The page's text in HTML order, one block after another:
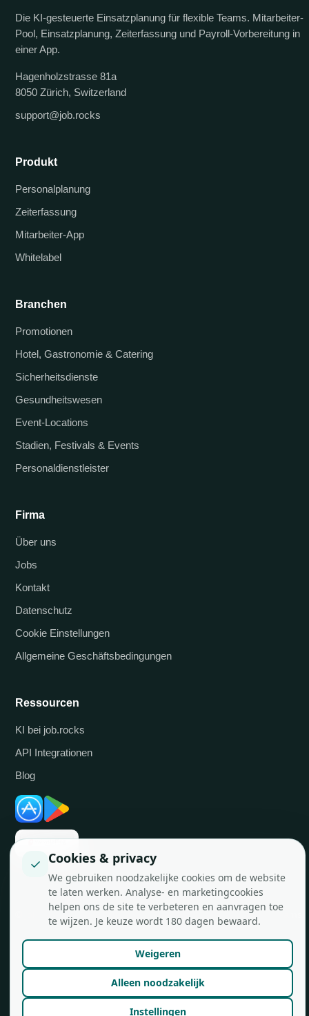
Die KI-gesteuerte Einsatzplanung für flexible Teams. Mitarbeiter-
Pool, Einsatzplanung, Zeiterfassung und Payroll-Vorbereitung in
einer App.
Hagenholzstrasse 81a
8050 Zürich, Switzerland
support@job.rocks
Produkt
Personalplanung
Zeiterfassung
Mitarbeiter-App
Whitelabel
Branchen
Promotionen
Hotel, Gastronomie & Catering
Sicherheitsdienste
Gesundheitswesen
Event-Locations
Stadien, Festivals & Events
Personaldienstleister
Firma
Über uns
Jobs
Kontakt
Datenschutz
Cookie Einstellungen
Allgemeine Geschäftsbedingungen
Ressourcen
KI bei job.rocks
API Integrationen
Blog
© job.rocks AG Made in Zürich für flexible Teams.
✓ Cookies & privacy
We gebruiken noodzakelijke cookies om de website
te laten werken. Analyse- en marketingcookies
helpen ons de site te verbeteren en aanvragen toe
te wijzen. Je keuze wordt 180 dagen bewaard.
Weigeren
Alleen noodzakelijk
Instellingen